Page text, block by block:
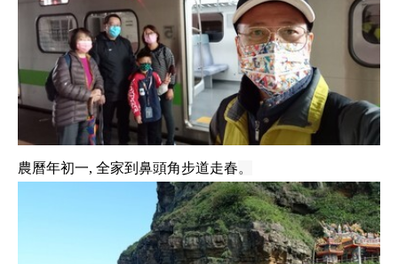
農曆年初一, 全家到鼻頭角步道走春。